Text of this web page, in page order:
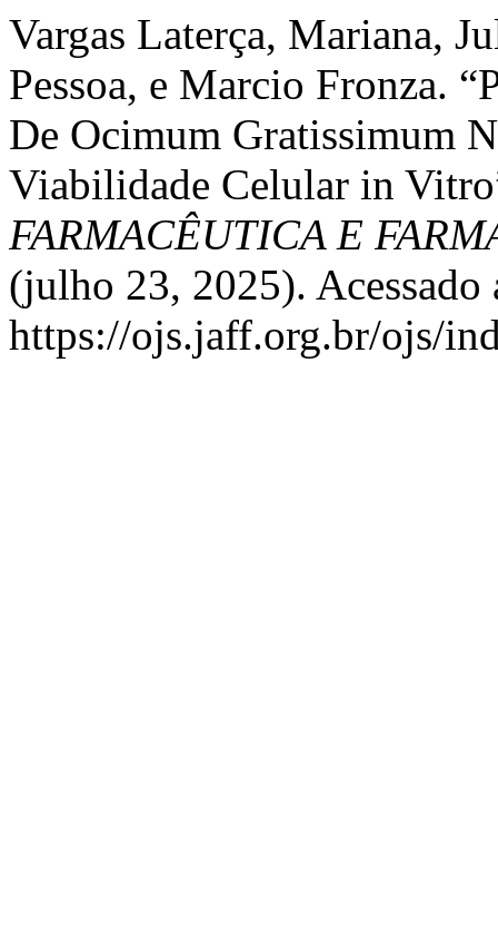
Vargas Laterça, Mariana,
Pessoa, e Marcio Fronza.
De Ocimum Gratissimum
Viabilidade Celular in
FARMACÊUTICA E
(julho 23, 2025). Acessado
https://ojs.jaff.org.br/ojs/